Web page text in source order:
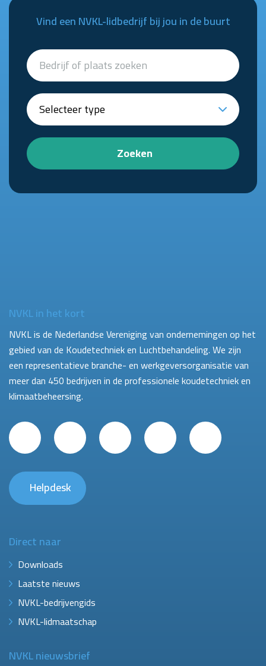
Vind een NVKL-lidbedrijf bij jou in de buurt
Zoeken
NVKL in het kort
NVKL is de Nederlandse Vereniging van ondernemingen op het
gebied van de Koudetechniek en Luchtbehandeling. We zijn
een representatieve branche- en werkgeversorganisatie van
meer dan 450 bedrijven in de professionele koudetechniek en
klimaatbeheersing.
Helpdesk
Direct naar
Downloads
Laatste nieuws
NVKL-bedrijvengids
NVKL-lidmaatschap
NVKL nieuwsbrief